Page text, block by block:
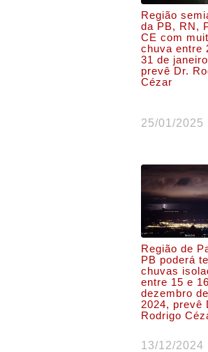
Região
da PB, RN,
CE com
chuva entre
31 de
prevê Dr.
Cézar
25/01/2025
Região de
PB poderá
chuvas
entre 15 e
dezembro de
2024, prevê
Rodrigo
13/12/2024